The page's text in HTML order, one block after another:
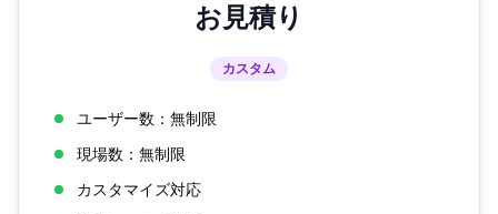
お見積り
カスタム
ユーザー数：無制限
現場数：無制限
カスタマイズ対応